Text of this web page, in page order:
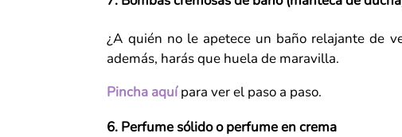
¿A quién no le apetece un baño relajante de
además, harás que huela de maravilla.
Pincha aquípara ver el paso a paso.
6. Perfume sólido o perfume en crema